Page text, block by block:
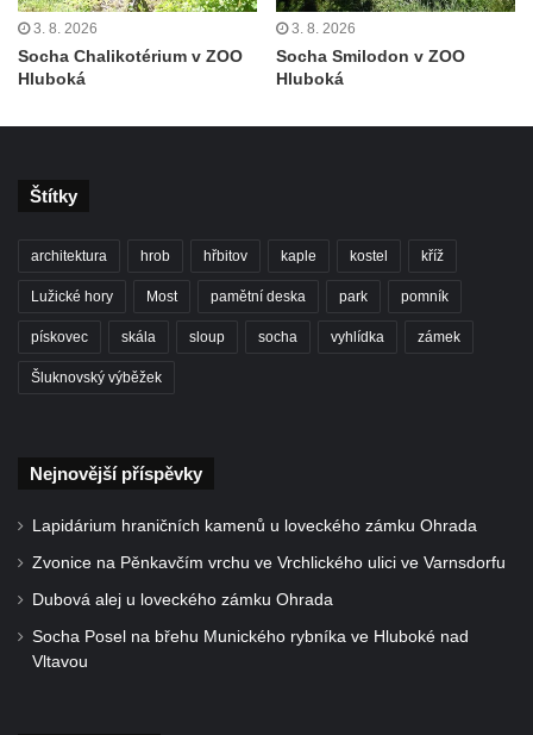
3. 8. 2026
Socha Chalikotérium v ZOO
Hluboká
3. 8. 2026
Socha Smilodon v ZOO
Hluboká
Štítky
architektura hrob hřbitov kaple kostel kříž
Lužické hory Most pamětní deska park pomník
pískovec skála sloup socha vyhlídka zámek
Šluknovský výběžek
Nejnovější příspěvky
Lapidárium hraničních kamenů u loveckého zámku Ohrada
Zvonice na Pěnkavčím vrchu ve Vrchlického ulici ve Varnsdorfu
Dubová alej u loveckého zámku Ohrada
Socha Posel na břehu Munického rybníka ve Hluboké nad
Vltavou